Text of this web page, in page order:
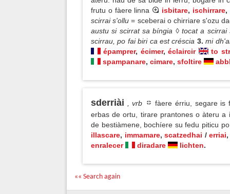
frutu o fàere linna
isbitare, ischirrare,
scirrai s'ollu= sceberai o chirriare s'ozu
austu si scirrat sa bíngia ◊ tocat a
scirrau, po fai biri ca est créscia 3.mi
épamprer, écimer, éclaircir
to
spampanare, cimare, sfoltire
sderriài , vrb
fàere érriu, segare is
erbas de ortu, tirare prantones o àteru a
de bestiàmene, bochíere su fedu piticu
illascare, immamare, scatzedhai / erriai
enralecer
diradare lichten.
«« Search again